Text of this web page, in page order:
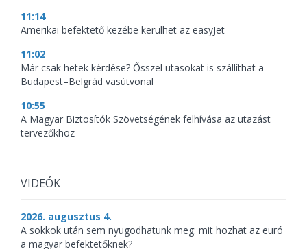
11:14
Amerikai befektető kezébe kerülhet az easyJet
11:02
Már csak hetek kérdése? Ősszel utasokat is szállíthat a
Budapest–Belgrád vasútvonal
10:55
A Magyar Biztosítók Szövetségének felhívása az utazást
tervezőkhöz
VIDEÓK
2026. augusztus 4.
A sokkok után sem nyugodhatunk meg: mit hozhat az euró
a magyar befektetőknek?